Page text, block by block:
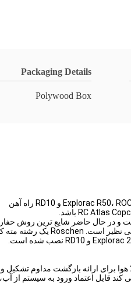
Packaging Details
Polywood Box
نظیر است.